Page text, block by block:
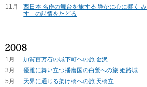
11月
西日本 名作の舞台を旅する 静かに心に響く み
すゞの詩情をたどる
1月
加賀百万石の城下町への旅 金沢
3月
優雅に舞い立つ播磨国の白鷲への旅 姫路城
5月
天界に通じる架け橋への旅 天橋立